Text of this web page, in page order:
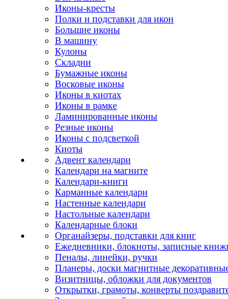
Иконы-кресты
Полки и подставки для икон
Большие иконы
В машину
Кулоны
Складни
Бумажные иконы
Восковые иконы
Иконы в киотах
Иконы в рамке
Ламинированные иконы
Резные иконы
Иконы с подсветкой
Киоты
Адвент календари
Календари на магните
Календари-книги
Карманные календари
Настенные календари
Настольные календари
Календарные блоки
Органайзеры, подставки для книг
Ежедневники, блокноты, записные
Пеналы, линейки, ручки
Планеры, доски магнитные
Визитницы, обложки для документов
Открытки, грамоты, конверты